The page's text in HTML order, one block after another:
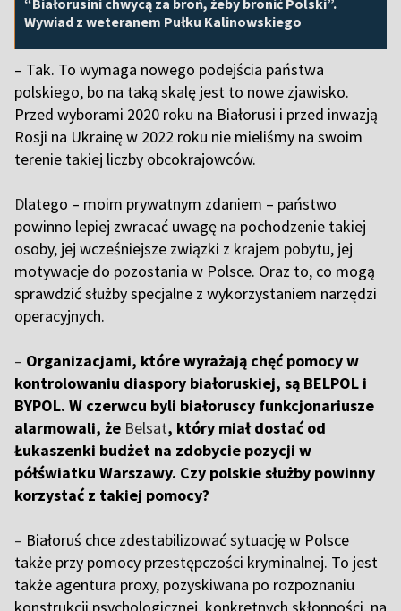
“Białorusini chwycą za broń, żeby bronić Polski”.
Wywiad z weteranem Pułku Kalinowskiego
– Tak. To wymaga nowego podejścia państwa
polskiego, bo na taką skalę jest to nowe zjawisko.
Przed wyborami 2020 roku na Białorusi i przed inwazją
Rosji na Ukrainę w 2022 roku nie mieliśmy na swoim
terenie takiej liczby obcokrajowców.
Dlatego – moim prywatnym zdaniem – państwo
powinno lepiej zwracać uwagę na pochodzenie takiej
osoby, jej wcześniejsze związki z krajem pobytu, jej
motywacje do pozostania w Polsce. Oraz to, co mogą
sprawdzić służby specjalne z wykorzystaniem narzędzi
operacyjnych.
– Organizacjami, które wyrażają chęć pomocy w
kontrolowaniu diaspory białoruskiej, są BELPOL i
BYPOL. W czerwcu byli białoruscy funkcjonariusze
alarmowali, że Belsat, który miał dostać od
Łukaszenki budżet na zdobycie pozycji w
półświatku Warszawy. Czy polskie służby powinny
korzystać z takiej pomocy?
– Białoruś chce zdestabilizować sytuację w Polsce
także przy pomocy przestępczości kryminalnej. To jest
także agentura proxy, pozyskiwana po rozpoznaniu